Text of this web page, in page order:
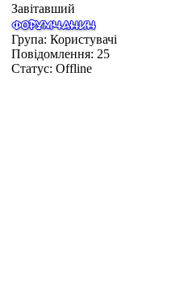
Завітавший
Група: Користувачі
Повідомлення: 25
Статус: Offline